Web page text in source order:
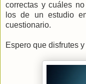
correctas y cuáles
los de un estudio
cuestionario.
Espero que disfrutes